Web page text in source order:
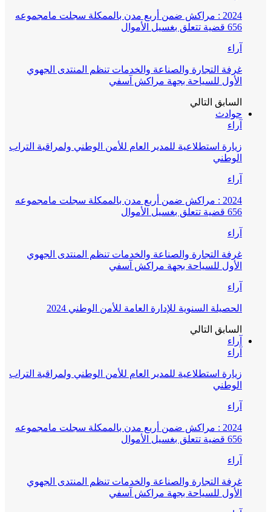
2024 : مراكش ضمن أربع مدن بالممكلة سجلت مامجموعه
656 قضية تتعلق بغسيل الأموال
آراء
غرفة التجارة والصناعة والخدمات تنظم المنتدى الجهوي
الأول للسياحة بجهة مراكش آسفي
السابق التالي
حوادث
آراء
زيارة استطلاعية للمدير العام للأمن الوطني ولمراقبة التراب
الوطني
آراء
2024 : مراكش ضمن أربع مدن بالممكلة سجلت مامجموعه
656 قضية تتعلق بغسيل الأموال
آراء
غرفة التجارة والصناعة والخدمات تنظم المنتدى الجهوي
الأول للسياحة بجهة مراكش آسفي
آراء
الحصيلة السنوية للإدارة العامة للأمن الوطني 2024
السابق التالي
آراء
آراء
زيارة استطلاعية للمدير العام للأمن الوطني ولمراقبة التراب
الوطني
آراء
2024 : مراكش ضمن أربع مدن بالممكلة سجلت مامجموعه
656 قضية تتعلق بغسيل الأموال
آراء
غرفة التجارة والصناعة والخدمات تنظم المنتدى الجهوي
الأول للسياحة بجهة مراكش آسفي